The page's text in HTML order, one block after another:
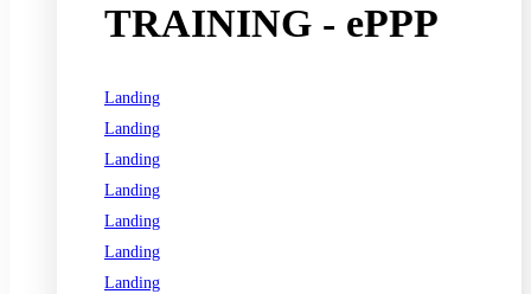
TRAINING - ePPP
Landing
Landing
Landing
Landing
Landing
Landing
Landing